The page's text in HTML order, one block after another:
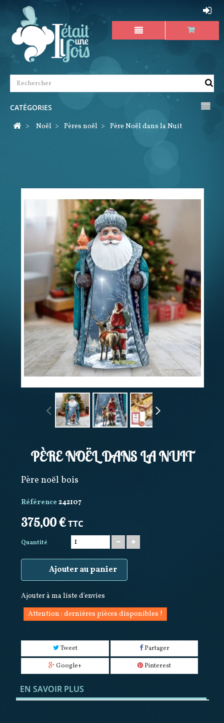
CATÉGORIES
>
Noël > Pères noël > Père Noël dans la Nuit
PÈRE NOËL DANS LA NUIT
Père noël bois
Référence 242107
375,00 €TTC
Quantité
Ajouter au panier
Ajouter à ma liste d'envies
Attention : dernières pièces disponibles !
Tweet
Partager
Google+
Pinterest
EN SAVOIR PLUS